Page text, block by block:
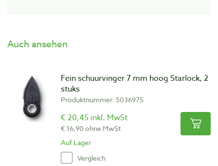
Auch ansehen
Fein schuurvinger 7 mm hoog Starlock, 2
stuks
Produktnummer: 5036975
€ 20,45 inkl. MwSt
€ 16,90 ohne MwSt
Auf Lager
Vergleich